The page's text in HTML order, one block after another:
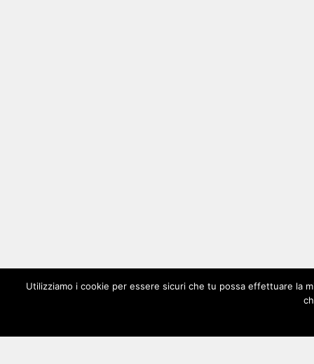
Utilizziamo i cookie per essere sicuri che tu possa effettuare la